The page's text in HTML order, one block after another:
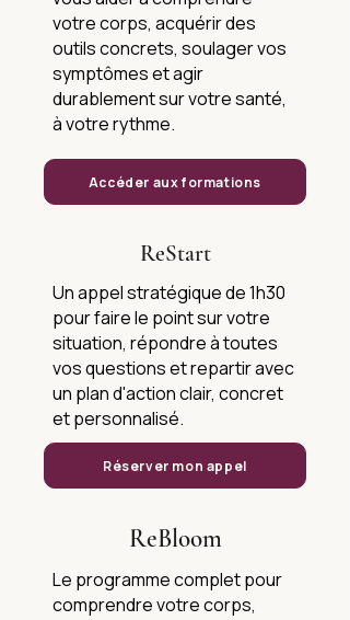
votre corps, acquérir des
outils concrets, soulager vos
symptômes et agir
durablement sur votre santé,
à votre rythme.
Accéder aux formations
ReStart
Un appel stratégique de 1h30
pour faire le point sur votre
situation, répondre à toutes
vos questions et repartir avec
un plan d'action clair, concret
et personnalisé.
Réserver mon appel
ReBloom
Le programme complet pour
comprendre votre corps,